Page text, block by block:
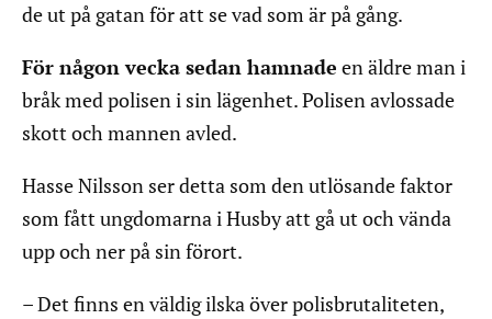
de ut på gatan för att se vad som är på gång.
För någon vecka sedan hamnade en äldre man i
bråk med polisen i sin lägenhet. Polisen avlossade
skott och mannen avled.
Hasse Nilsson ser detta som den utlösande faktor
som fått ungdomarna i Husby att gå ut och vända
upp och ner på sin förort.
– Det finns en väldig ilska över polisbrutaliteten,